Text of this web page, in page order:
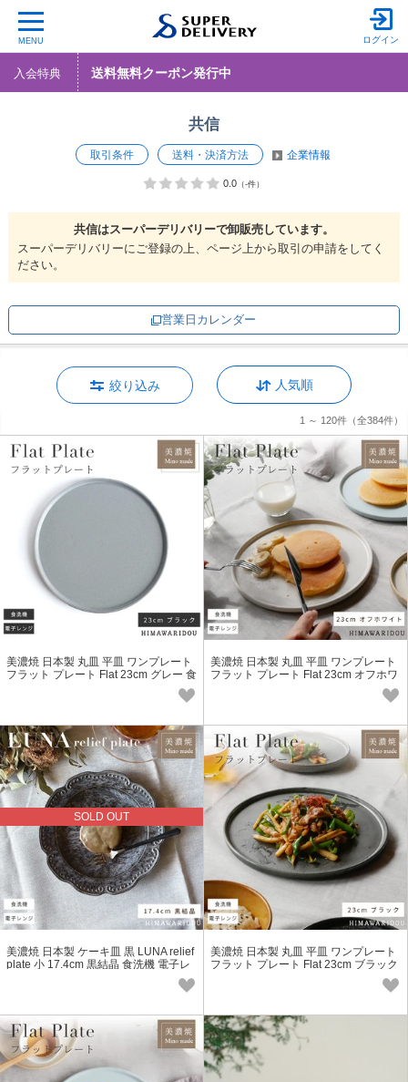
MENU ログイン
入会特典 送料無料クーポン発行中
共信
取引条件 送料・決済方法 企業情報
0.0（-件）
共信はスーパーデリバリーで卸販売しています。
スーパーデリバリーにご登録の上、ページ上から取引の申請をしてく
ださい。
営業日カレンダー
絞り込み 人気順
1 ～ 120件 （全384件）
美濃焼 日本製 丸皿 平皿 ワンプレート
フラット プレート Flat 23cm グレー 食
美濃焼 日本製 丸皿 平皿 ワンプレート
フラット プレート Flat 23cm オフホワ
SOLD OUT
美濃焼 日本製 ケーキ皿 黒 LUNA relief
plate 小 17.4cm 黒結晶 食洗機 電子レ
美濃焼 日本製 丸皿 平皿 ワンプレート
フラット プレート Flat 23cm ブラック